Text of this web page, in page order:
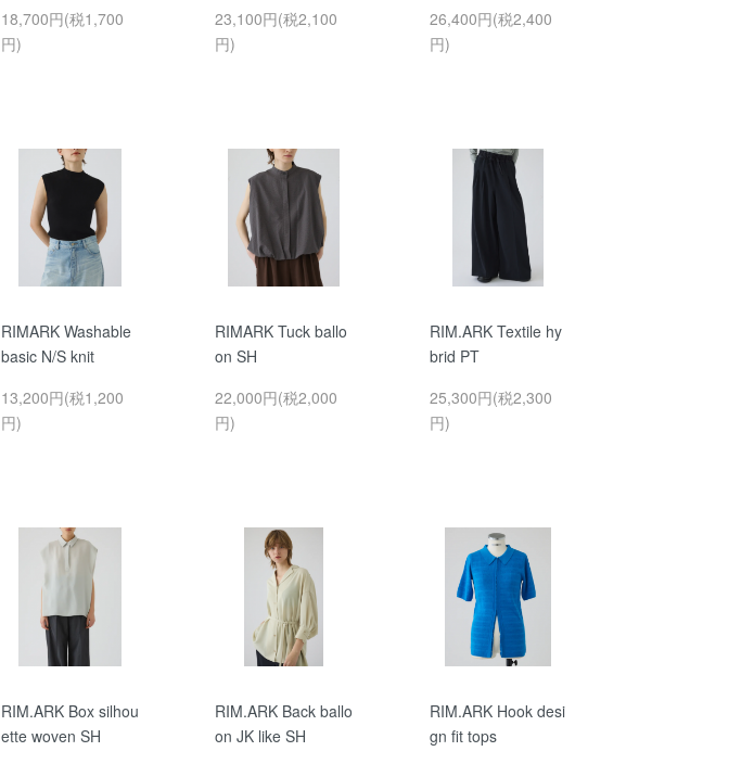
18,700円(税1,700
円)
23,100円(税2,100
円)
26,400円(税2,400
円)
RIMARK Washable
basic N/S knit
13,200円(税1,200
円)
RIMARK Tuck ballo
on SH
22,000円(税2,000
円)
RIM.ARK Textile hy
brid PT
25,300円(税2,300
円)
RIM.ARK Box silhou
ette woven SH
RIM.ARK Back ballo
on JK like SH
RIM.ARK Hook desi
gn fit tops